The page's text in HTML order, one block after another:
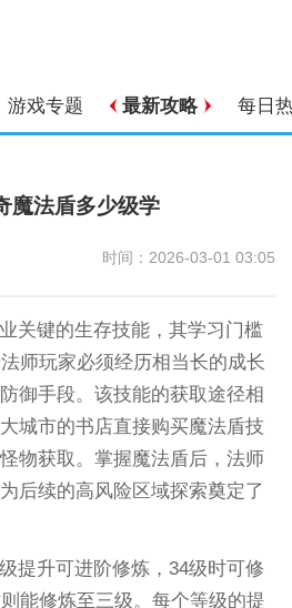
游戏专题 最新攻略 每日
魔法盾多少级学
时间：2026-03-01 03:05
关键的生存技能，其学习门槛
师玩家必须经历相当长的成长
御手段。该技能的获取途径相
城市的书店直接购买魔法盾技
物获取。掌握魔法盾后，法师
后续的高风险区域探索奠定了
提升可进阶修炼，34级时可修
能修炼至三级。每个等级的提